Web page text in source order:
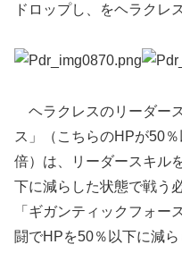
ドロップし、をヘラクレ
ヘラクレスのリーダー
ス」（こちらのHPが50
倍）は、リーダースキル
下に減らした状態で戦う
「ギガンティックフォー
闘でHPを50％以下に減